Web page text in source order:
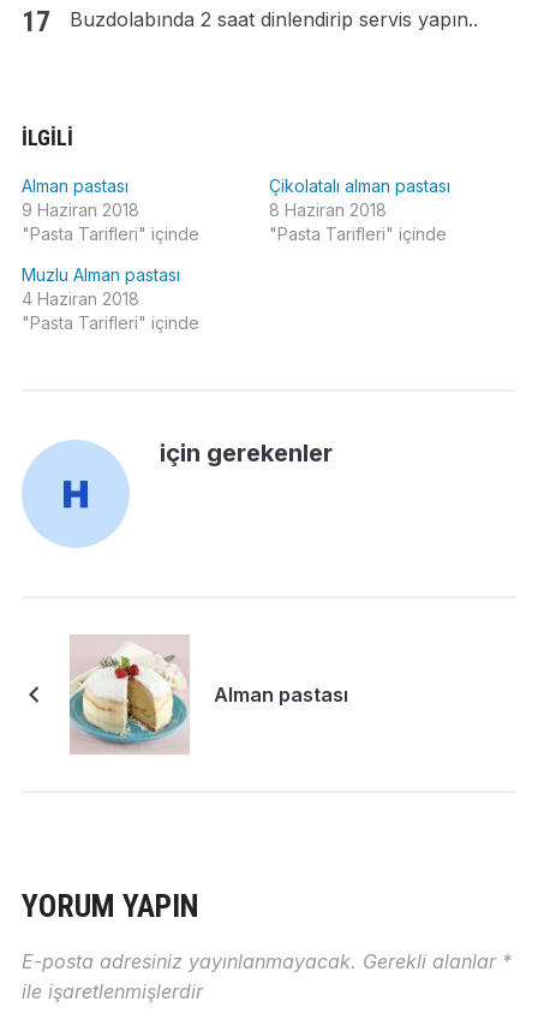
Buzdolabında 2 saat dinlendirip servis yapın..
İLGILI
Alman pastası
9 Haziran 2018
"Pasta Tarifleri" içinde
Çikolatalı alman pastası
8 Haziran 2018
"Pasta Tarifleri" içinde
Muzlu Alman pastası
4 Haziran 2018
"Pasta Tarifleri" içinde
için gerekenler
Alman pastası
YORUM YAPIN
E-posta adresiniz yayınlanmayacak. Gerekli alanlar *
ile işaretlenmişlerdir